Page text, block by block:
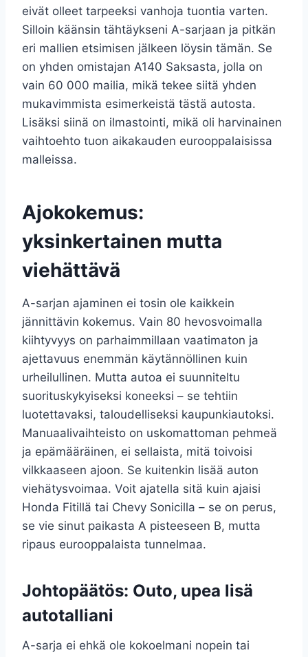
eivät olleet tarpeeksi vanhoja tuontia varten.
Silloin käänsin tähtäykseni A-sarjaan ja pitkän
eri mallien etsimisen jälkeen löysin tämän. Se
on yhden omistajan A140 Saksasta, jolla on
vain 60 000 mailia, mikä tekee siitä yhden
mukavimmista esimerkeistä tästä autosta.
Lisäksi siinä on ilmastointi, mikä oli harvinainen
vaihtoehto tuon aikakauden eurooppalaisissa
malleissa.
Ajokokemus:
yksinkertainen mutta
viehättävä
A-sarjan ajaminen ei tosin ole kaikkein
jännittävin kokemus. Vain 80 hevosvoimalla
kiihtyvyys on parhaimmillaan vaatimaton ja
ajettavuus enemmän käytännöllinen kuin
urheilullinen. Mutta autoa ei suunniteltu
suorituskykyiseksi koneeksi – se tehtiin
luotettavaksi, taloudelliseksi kaupunkiautoksi.
Manuaalivaihteisto on uskomattoman pehmeä
ja epämääräinen, ei sellaista, mitä toivoisi
vilkkaaseen ajoon. Se kuitenkin lisää auton
viehätysvoimaa. Voit ajatella sitä kuin ajaisi
Honda Fitillä tai Chevy Sonicilla – se on perus,
se vie sinut paikasta A pisteeseen B, mutta
ripaus eurooppalaista tunnelmaa.
Johtopäätös: Outo, upea lisä
autotalliani
A-sarja ei ehkä ole kokoelmani nopein tai